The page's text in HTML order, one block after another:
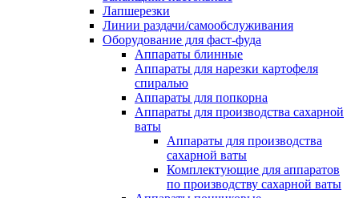
Лапшерезки
Линии раздачи/самообслуживания
Оборудование для фаст-фуда
Аппараты блинные
Аппараты для нарезки картофеля
спиралью
Аппараты для попкорна
Аппараты для производства сахарной
ваты
Аппараты для производства
сахарной ваты
Комплектующие для аппаратов
по производству сахарной ваты